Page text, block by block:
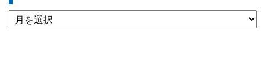
ー
一
覧
月
別